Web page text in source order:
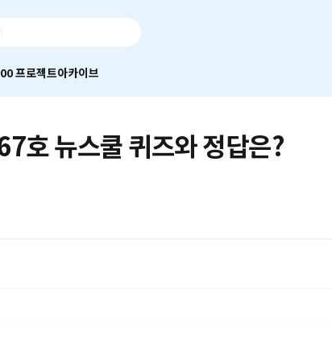
프로젝트아카이브
호 뉴스쿨 퀴즈와 정답은?